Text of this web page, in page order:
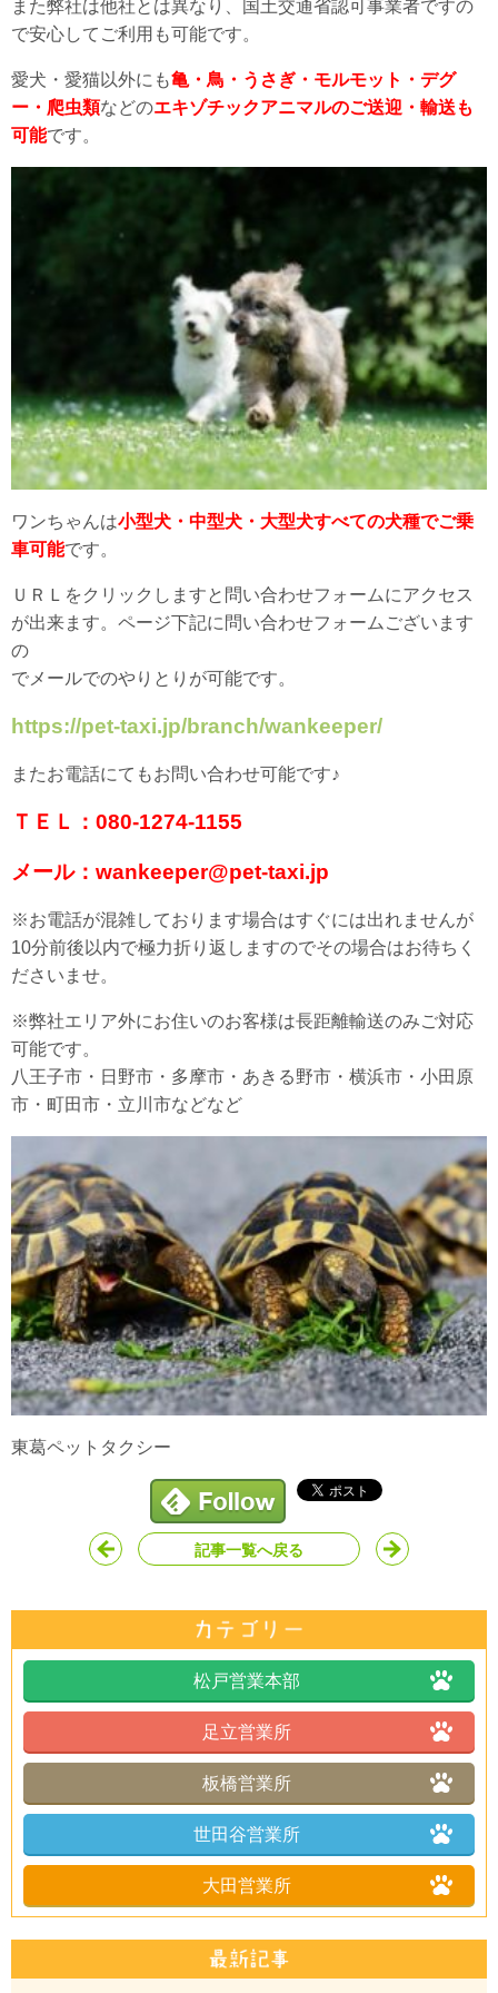
また弊社は他社とは異なり、国土交通省認可事業者ですの
で安心してご利用も可能です。
愛犬・愛猫以外にも亀・鳥・うさぎ・モルモット・デグ
ー・爬虫類などのエキゾチックアニマルのご送迎・輸送も
可能です。
ワンちゃんは小型犬・中型犬・大型犬すべての犬種でご乗
車可能です。
ＵＲＬをクリックしますと問い合わせフォームにアクセス
が出来ます。ページ下記に問い合わせフォームございます
の
でメールでのやりとりが可能です。
https://pet-taxi.jp/branch/wankeeper/
またお電話にてもお問い合わせ可能です♪
ＴＥＬ：080-1274-1155
メール：wankeeper@pet-taxi.jp
※お電話が混雑しております場合はすぐには出れませんが
10分前後以内で極力折り返しますのでその場合はお待ちく
ださいませ。
※弊社エリア外にお住いのお客様は長距離輸送のみご対応
可能です。
八王子市・日野市・多摩市・あきる野市・横浜市・小田原
市・町田市・立川市などなど
東葛ペットタクシー
記事一覧へ戻る
松戸営業本部
足立営業所
板橋営業所
世田谷営業所
大田営業所